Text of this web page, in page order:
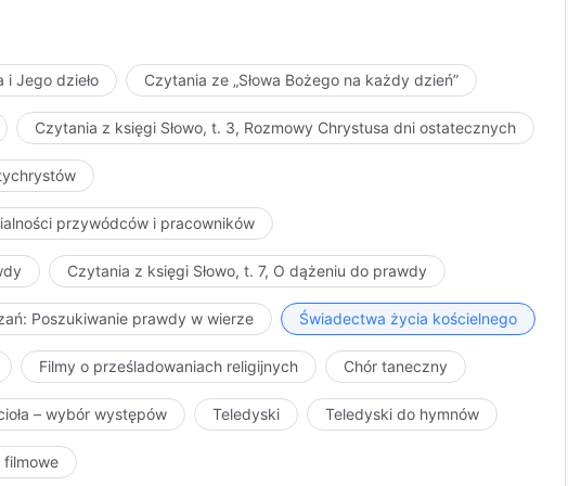
i Jego dzieło Czytania ze „Słowa Bożego na każdy dzień”
Czytania z księgi Słowo, t. 3, Rozmowy Chrystusa dni ostatecznych
przywódców i pracowników
Czytania z księgi Słowo, t. 7, O dążeniu do prawdy
Poszukiwanie prawdy w wierze Świadectwa życia kościelnego
Filmy o prześladowaniach religijnych Chór taneczny
– wybór występów Teledyski Teledyski do hymnów
filmowe